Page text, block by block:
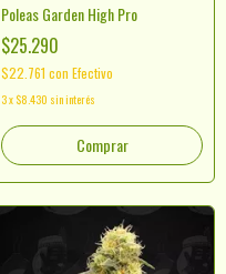
Poleas Garden High Pro
$25.290
$22.761 con Efectivo
3x $8.430 sin interés
Comprar